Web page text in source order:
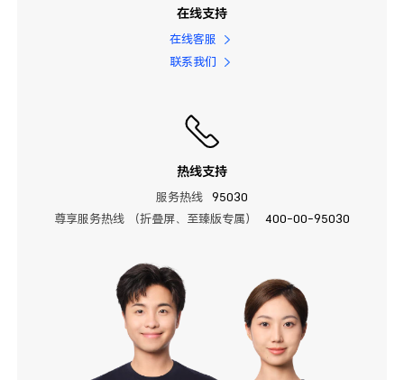
在线支持
在线客服
联系我们
热线支持
服务热线
95030
尊享服务热线 （折叠屏、至臻版专属）
400-00-95030